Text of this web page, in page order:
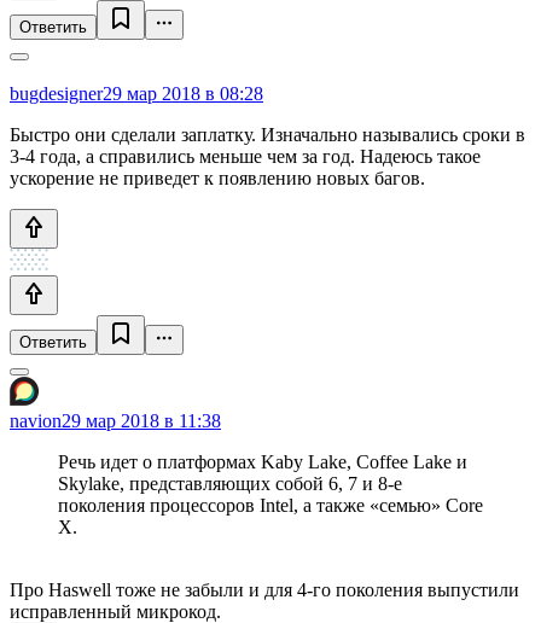
Ответить
bugdesigner29 мар 2018 в 08:28
Быстро они сделали заплатку. Изначально назывались сроки в
3-4 года, а справились меньше чем за год. Надеюсь такое
ускорение не приведет к появлению новых багов.
Ответить
navion29 мар 2018 в 11:38
Речь идет о платформах Kaby Lake, Coffee Lake и
Skylake, представляющих собой 6, 7 и 8-е
поколения процессоров Intel, а также «семью» Core
X.
Про Haswell тоже не забыли и для 4-го поколения выпустили
исправленный микрокод.